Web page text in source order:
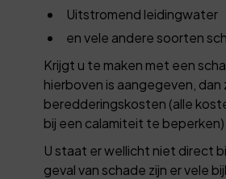
Uitstromend leidingwater
en vele andere soorten
Krijgt u te maken met een
hierboven is aangegeven, dan
beredderingskosten (alle
bij een calamiteit te
U staat er wellicht niet direct
geval van schade zijn er vele